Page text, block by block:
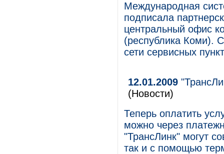
Международная
подписала
центральный офис
(республика Коми).
сети сервисных
12.01.2009
(Новости)
Теперь оплатить
можно через
"ТрансЛинк" могут
так и с помощью